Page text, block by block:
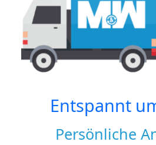
Entspannt
Persönliche